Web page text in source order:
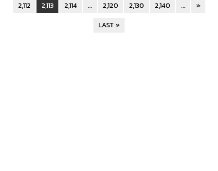
2,112
2,113 2,114 ... 2,120 2,130 2,140 ...
»
LAST »